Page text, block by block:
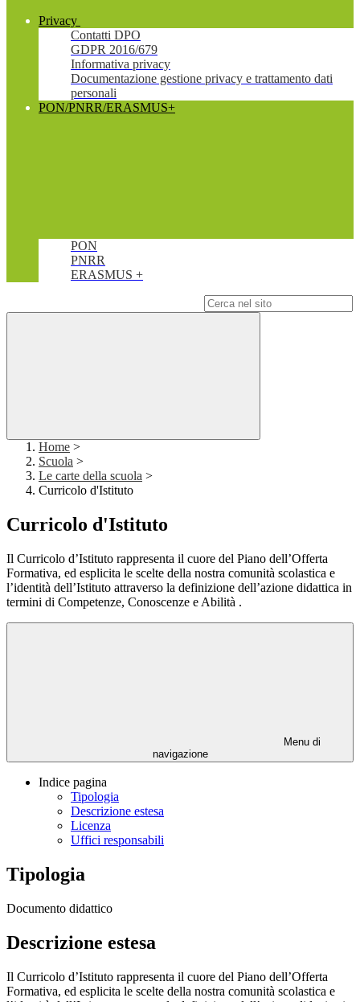
Privacy
Contatti DPO
GDPR 2016/679
Informativa privacy
Documentazione gestione privacy e trattamento dati
personali
PON/PNRR/ERASMUS+
PON
PNRR
ERASMUS +
Home >
Scuola >
Le carte della scuola >
Curricolo d'Istituto
Curricolo d'Istituto
Il Curricolo d’Istituto rappresenta il cuore del Piano dell’Offerta
Formativa, ed esplicita le scelte della nostra comunità scolastica e
l’identità dell’Istituto attraverso la definizione dell’azione didattica in
termini di Competenze, Conoscenze e Abilità .
Menu di
navigazione
Indice pagina
Tipologia
Descrizione estesa
Licenza
Uffici responsabili
Tipologia
Documento didattico
Descrizione estesa
Il Curricolo d’Istituto rappresenta il cuore del Piano dell’Offerta
Formativa, ed esplicita le scelte della nostra comunità scolastica e